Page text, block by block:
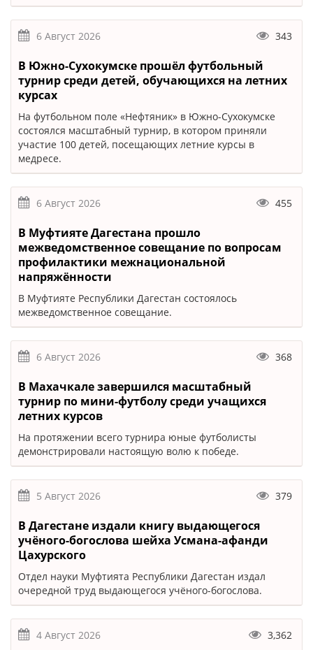
6 Август 2026 343
В Южно-Сухокумске прошёл футбольный
турнир среди детей, обучающихся на летних
курсах
На футбольном поле «Нефтяник» в Южно-Сухокумске
состоялся масштабный турнир, в котором приняли
участие 100 детей, посещающих летние курсы в
медресе.
6 Август 2026 455
В Муфтияте Дагестана прошло
межведомственное совещание по вопросам
профилактики межнациональной
напряжённости
В Муфтияте Республики Дагестан состоялось
межведомственное совещание.
6 Август 2026 368
В Махачкале завершился масштабный
турнир по мини-футболу среди учащихся
летних курсов
На протяжении всего турнира юные футболисты
демонстрировали настоящую волю к победе.
5 Август 2026 379
В Дагестане издали книгу выдающегося
учёного-богослова шейха Усмана-афанди
Цахурского
Отдел науки Муфтията Республики Дагестан издал
очередной труд выдающегося учёного-богослова.
4 Август 2026 3,362